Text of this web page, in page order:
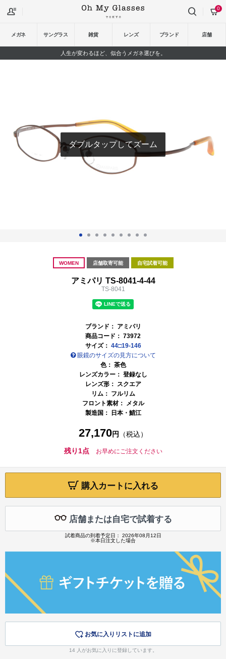
メガネ サングラス 雑貨 レンズ ブランド 店舗
0
人生が変わるほど、似合うメガネ選びを。
ダブルタップしてズーム
WOMEN 店舗取寄可能 自宅試着可能
アミパリ TS-8041-4-44
TS-8041
ブランド： アミパリ
商品コード： 73972
サイズ： 44□19-146
眼鏡のサイズの見方について
色： 茶色
レンズカラー： 登録なし
レンズ形： スクエア
リム： フルリム
フロント素材： メタル
製造国：
日本・鯖江
27,170円 （税込）
残り1点 お早めにご注文ください
購入カートに入れる
店舗または自宅で試着する
試着商品の到着予定日： 2026年08月12日
※本日注文した場合
お気に入りリストに追加
14 人がお気に入りに登録しています。